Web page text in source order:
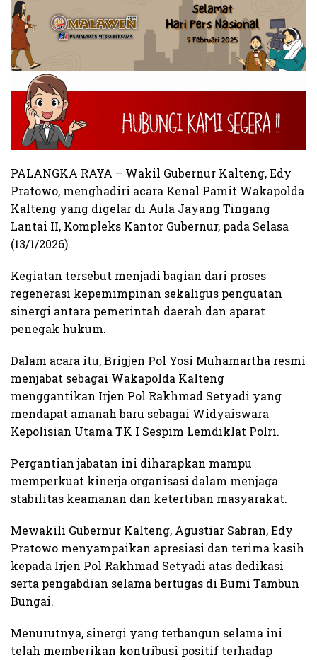
PALANGKA RAYA – Wakil Gubernur Kalteng, Edy
Pratowo, menghadiri acara Kenal Pamit Wakapolda
Kalteng yang digelar di Aula Jayang Tingang
Lantai II, Kompleks Kantor Gubernur, pada Selasa
(13/1/2026).
Kegiatan tersebut menjadi bagian dari proses
regenerasi kepemimpinan sekaligus penguatan
sinergi antara pemerintah daerah dan aparat
penegak hukum.
Dalam acara itu, Brigjen Pol Yosi Muhamartha resmi
menjabat sebagai Wakapolda Kalteng
menggantikan Irjen Pol Rakhmad Setyadi yang
mendapat amanah baru sebagai Widyaiswara
Kepolisian Utama TK I Sespim Lemdiklat Polri.
Pergantian jabatan ini diharapkan mampu
memperkuat kinerja organisasi dalam menjaga
stabilitas keamanan dan ketertiban masyarakat.
Mewakili Gubernur Kalteng, Agustiar Sabran, Edy
Pratowo menyampaikan apresiasi dan terima kasih
kepada Irjen Pol Rakhmad Setyadi atas dedikasi
serta pengabdian selama bertugas di Bumi Tambun
Bungai.
Menurutnya, sinergi yang terbangun selama ini
telah memberikan kontribusi positif terhadap